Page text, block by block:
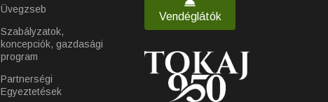
Üvegzseb
Szabályzatok,
koncepciók, gazdasági
program
Partnerségi
Egyeztetések
Vendéglátók